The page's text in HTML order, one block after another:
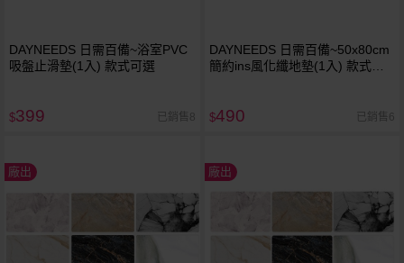
DAYNEEDS 日需百備~浴室PVC
吸盤止滑墊(1入) 款式可選
$399 已銷售8
DAYNEEDS 日需百備~50x80cm
簡約ins風化纖地墊(1入) 款式可
$490 已銷售6
廠出 廠出